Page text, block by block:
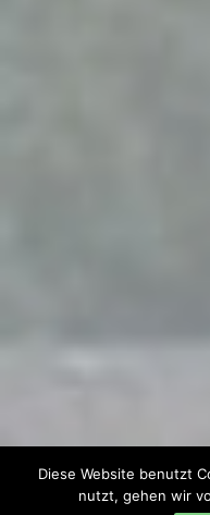
Diese Website benutzt
nutzt, gehen wir